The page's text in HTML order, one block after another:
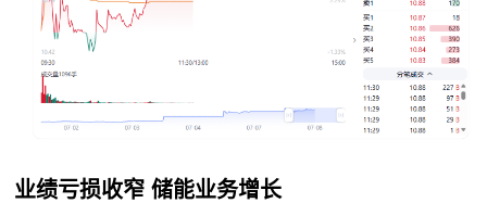
业绩亏损收窄 储能业务增长